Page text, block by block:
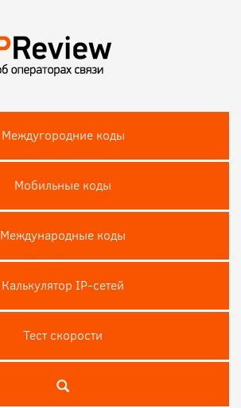
Междугородние коды
Мобильные коды
Международные коды
Калькулятор IP-сетей
Тест скороcти